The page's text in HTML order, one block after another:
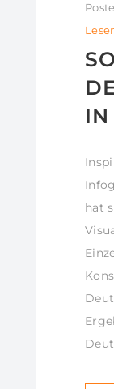
IN
hat